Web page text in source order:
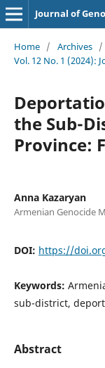
Journal of
Home / Archives /
Vol. 12 No. 1 (2024):
the Sub-
Province:
Anna Kazaryan
Armenian Genocide
DOI: https://
Keywords:
sub-district,
Abstract